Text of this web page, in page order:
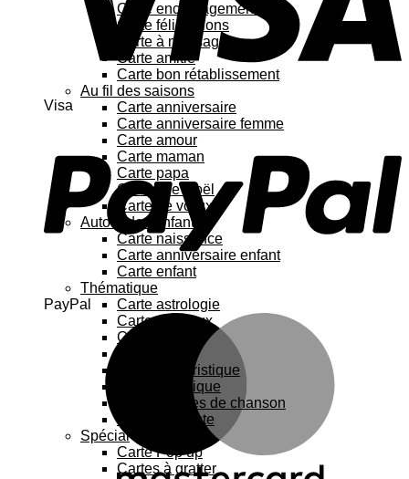
Visa
PayPal
Carte encouragement
Carte félicitations
Carte à message
Carte amitié
Carte bon rétablissement
Au fil des saisons
Carte anniversaire
Carte anniversaire femme
Carte amour
Carte maman
Carte papa
Cartes de Noël
Carte de vœux
Autour de l’enfant
Carte naissance
Carte anniversaire enfant
Carte enfant
Thématique
Carte astrologie
Carte Animaux
Carte chat
Carte humoristique
Carte botanique
Carte Paroles de chanson
Carte féministe
Spécial
Carte Pop up
Cartes à gratter